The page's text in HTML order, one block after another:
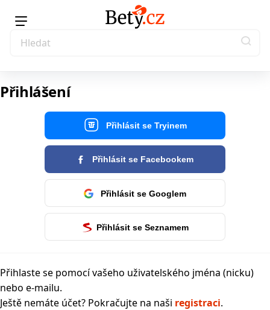
Přihlášení
Přihlásit se Tryinem
Přihlásit se Facebookem
Přihlásit se Googlem
Přihlásit se Seznamem
Přihlaste se pomocí vašeho uživatelského jména (nicku)
nebo e-mailu.
Ještě nemáte účet? Pokračujte na naši registraci.